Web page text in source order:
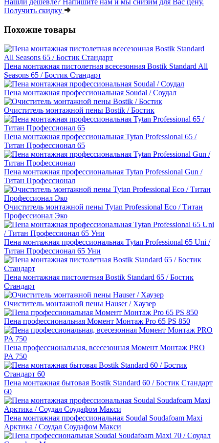
Нашли дешевле? Напишите нам и мы снизим для Вас цену.
Получить скидку
Похожие товары
Пена монтажная пистолетная всесезонная Bostik Standard All
Seasons 65 / Бостик Стандарт
Пена монтажная профессиональная Soudal / Соудал
Очиститель монтажной пены Bostik / Бостик
Пена монтажная профессиональная Tytan Professional 65 /
Титан Профессионал 65
Пена монтажная профессиональная Tytan Professional Gun /
Титан Профессионал
Очиститель монтажной пены Tytan Professional Еco / Титан
Профессионал Эко
Пена монтажная профессиональная Tytan Professional 65 Uni /
Титан Профессионал 65 Уни
Пена монтажная пистолетная Bostik Standard 65 / Бостик
Стандарт
Очиститель монтажной пены Hauser / Хаузер
Пена профессиональная Момент Монтаж Pro 65 PS 850
Пена профессиональная, всесезонная Момент Монтаж PRO
PA 750
Пена монтажная бытовая Bostik Standard 60 / Бостик Стандарт
60
Пена монтажная профессиональная Soudal Soudafoam Maxi
Арктика / Соудал Соудафом Макси